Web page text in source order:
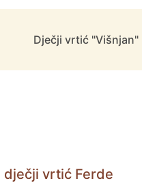
Dječji vrtić "Višnjan"
dječji vrtić Ferde